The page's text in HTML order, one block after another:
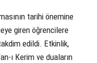
tarihi önemine
giren öğrencilere
edildi. Etkinlik,
ı Kerim ve duaların